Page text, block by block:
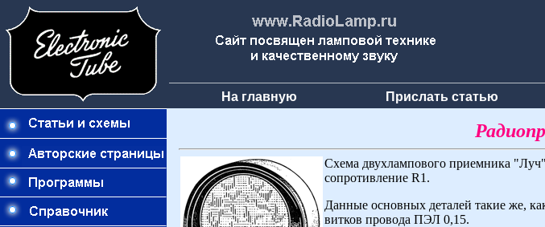
На главную Прислать статью
Схема двухлампового приемника
сопротивление R1.
Данные основных деталей такие же,
витков провода ПЭЛ 0,15.